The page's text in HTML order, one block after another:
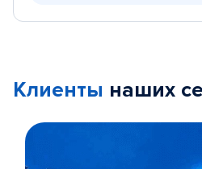
Клиенты наших